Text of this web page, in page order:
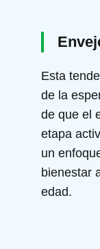
Esta
de la
de que el
etapa
un
bienestar
edad.